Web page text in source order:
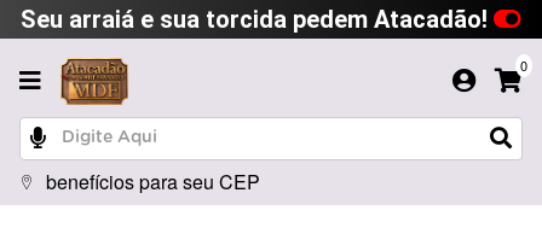
Seu arraiá e sua torcida pedem Atacadão!
0
benefícios para seu CEP